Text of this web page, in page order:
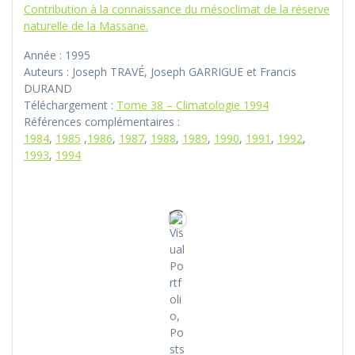
Contribution à la connaissance du mésoclimat de la réserve
naturelle de la Massane.
Année : 1995
Auteurs : Joseph TRAVÉ, Joseph GARRIGUE et Francis
DURAND
Téléchargement : Tome 38 – Climatologie 1994
Références complémentaires :
1984, 1985 ,1986, 1987, 1988, 1989, 1990, 1991 , 1992,
1993, 1994